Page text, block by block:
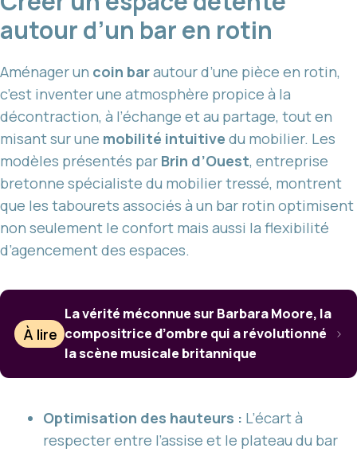
autour d’un bar en rotin
Aménager un coin barautour d’une pièce en rotin,
c’est inventer une atmosphère propice à la
décontraction, à l’échange et au partage, tout en
misant sur une mobilité intuitive du mobilier. Les
modèles présentés par Brin d’Ouest, entreprise
bretonne spécialiste du mobilier tressé, montrent
que les tabourets associés à un bar rotin optimisent
non seulement le confort mais aussi la flexibilité
d’agencement des espaces.
À lire
La vérité méconnue sur Barbara Moore, la
compositrice d’ombre qui a révolutionné
la scène musicale britannique
Optimisation des hauteurs : L’écart à
respecter entre l’assise et le plateau du bar